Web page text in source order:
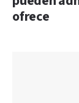
ofrece